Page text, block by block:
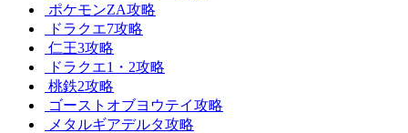
ポケモンZA攻略
ドラクエ7攻略
仁王3攻略
ドラクエ1・2攻略
桃鉄2攻略
ゴーストオブヨウテイ攻略
メタルギアデルタ攻略